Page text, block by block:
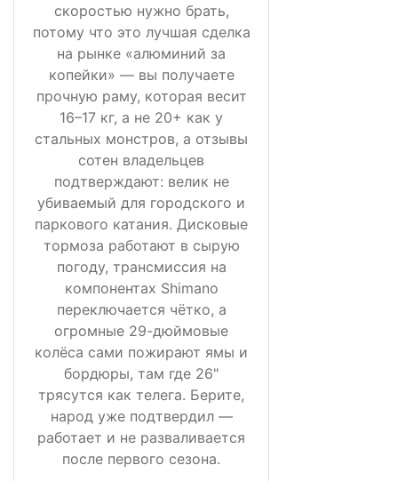
скоростью нужно брать,
потому что это лучшая сделка
на рынке «алюминий за
копейки» — вы получаете
прочную раму, которая весит
16–17 кг, а не 20+ как у
стальных монстров, а отзывы
сотен владельцев
подтверждают: велик не
убиваемый для городского и
паркового катания. Дисковые
тормоза работают в сырую
погоду, трансмиссия на
компонентах Shimano
переключается чётко, а
огромные 29-дюймовые
колёса сами пожирают ямы и
бордюры, там где 26"
трясутся как телега. Берите,
народ уже подтвердил —
работает и не разваливается
после первого сезона.